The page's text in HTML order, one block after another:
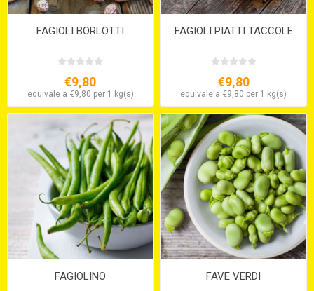
FAGIOLI BORLOTTI
€9,80
equivale a €9,80 per 1 kg(s)
FAGIOLI PIATTI TACCOLE
€9,80
equivale a €9,80 per 1 kg(s)
FAGIOLINO FAVE VERDI